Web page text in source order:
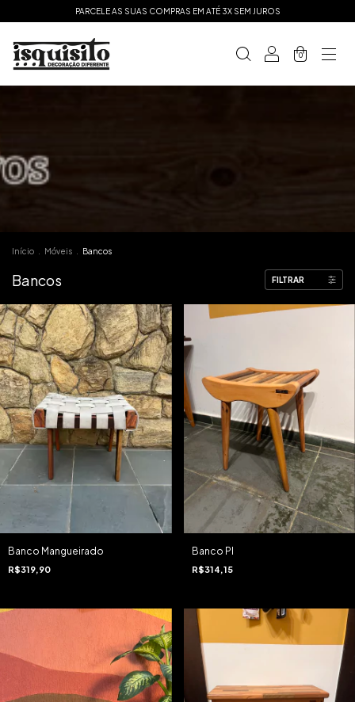
PARCELE AS SUAS COMPRAS EM ATÉ 3X SEM JUROS
0
Início Móveis Bancos
Bancos FILTRAR
Banco Mangueirado
R$319,90
Banco PI
R$314,15